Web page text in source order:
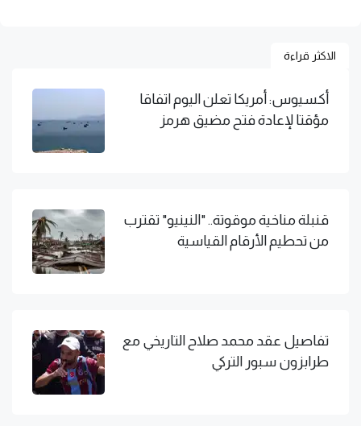
الاكثر قراءة
أكسيوس: أمريكا تعلن اليوم اتفاقا
مؤقتا لإعادة فتح مضيق هرمز
قنبلة مناخية موقوتة.. "النينيو" تقترب
من تحطيم الأرقام القياسية
تفاصيل عقد محمد صلاح التاريخي مع
طرابزون سبور التركي